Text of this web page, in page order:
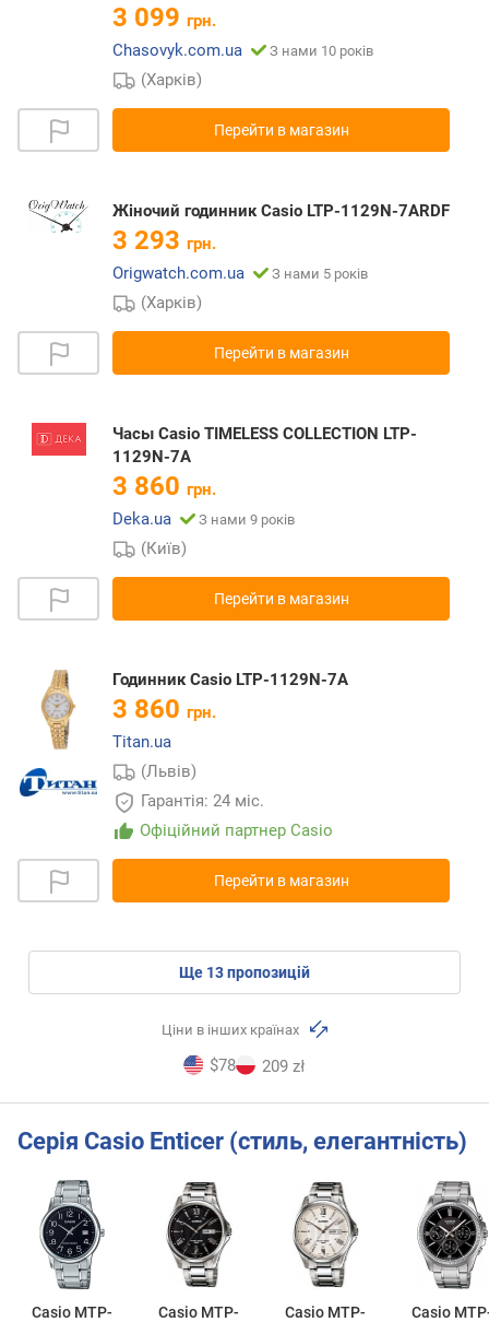
3 099 грн.
Chasovyk.com.ua
З нами 10 років
(Харків)
Перейти в магазин
Жіночий годинник Casio LTP-1129N-7ARDF
3 293 грн.
Origwatch.com.ua
З нами 5 років
(Харків)
Перейти в магазин
Часы Casio TIMELESS COLLECTION LTP-
1129N-7A
3 860 грн.
Deka.ua
З нами 9 років
(Київ)
Перейти в магазин
Годинник Casio LTP-1129N-7A
3 860 грн.
Titan.ua
(Львів)
Гарантія: 24 міс.
Офіційний партнер Casio
Перейти в магазин
ще 13пропозицій
Ціни в інших країнах
$78 209 zł
Серія Casio Enticer (стиль, елегантність)
Casio MTP-
Casio MTP-
Casio MTP-
Casio